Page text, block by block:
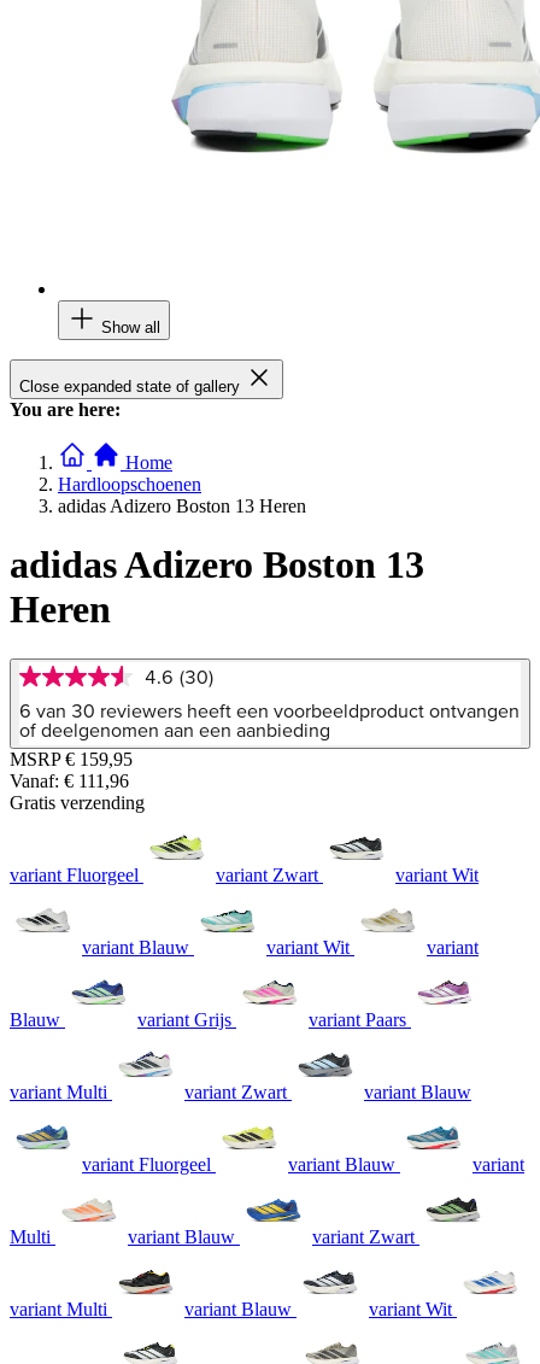
Show all
Close expanded state of gallery
You are here:
Home
Hardloopschoenen
adidas Adizero Boston 13 Heren
adidas Adizero Boston 13
Heren
4.6
van
5
sterren,
gemiddelde
scorewaarde.
Read
paginalink.
4.6 (30)
6 van 30 reviewers heeft een voorbeeldproduct ontvangen
of deelgenomen aan een aanbieding
MSRP € 159,95
Vanaf: € 111,96
Gratis verzending
variant Fluorgeel variant Zwart variant Wit
variant Blauw variant Wit variant
Blauw variant Grijs variant Paars
variant Multi variant Zwart variant Blauw
variant Fluorgeel variant Blauw variant
Multi variant Blauw variant Zwart
variant Multi variant Blauw variant Wit